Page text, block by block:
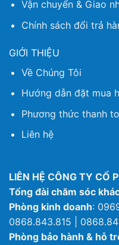
Vận chuyển & Giao
Chính sách đổi trả
GIỚI THIỆU
Về Chúng Tôi
Hướng dẫn đặt mua
Phương thức thanh
Liên hệ
LIÊN HỆ CÔNG TY CỔ
Tổng đài chăm sóc
Phòng kinh doanh:
0868.843.815 |
Phòng bảo hành & hỗ